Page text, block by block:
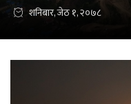
शनिबार, जेठ १, २०७८